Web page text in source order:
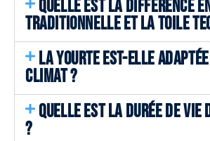
QUELLE EST LA DIFFÉRENCE
TRADITIONNELLE ET LA TOILE
LA YOURTE EST-ELLE
CLIMAT ?
QUELLE EST LA DURÉE DE VIE
?